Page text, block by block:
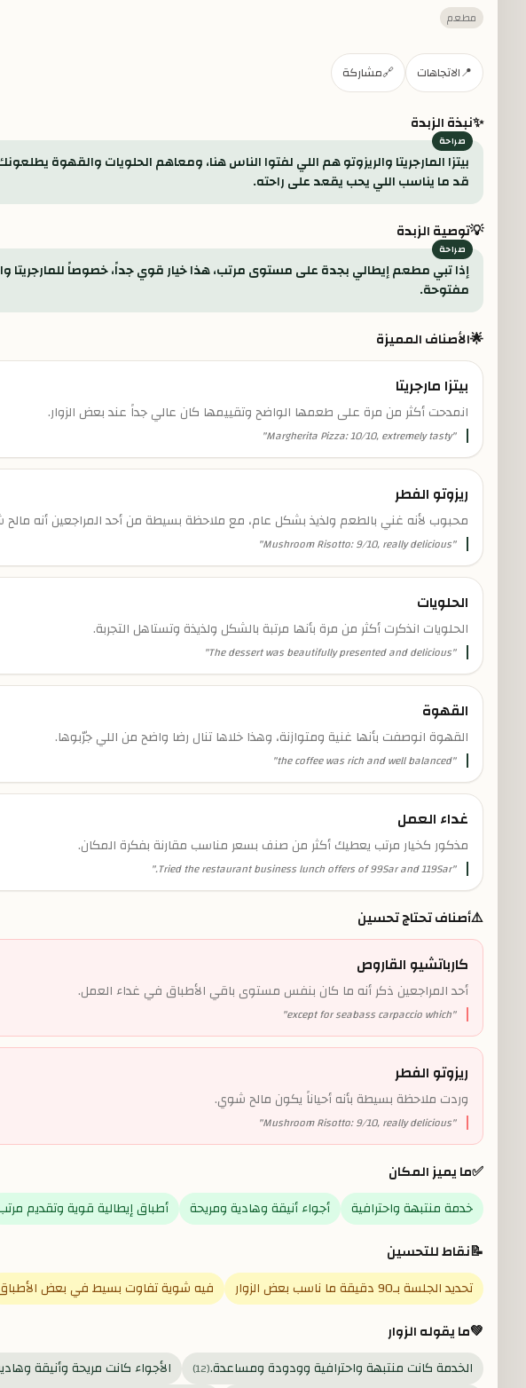
مطعم
📍الاتجاهات 🔗مشاركة
✨نبذة الزبدة
قد ما يناسب اللي يحب يقعد على راحته.
💡توصية الزبدة
إذا تبي مطعم إيطالي بجدة على مستوى مرتب، هذا خيار قوي جداً، خصوصاً
مفتوحة.
🌟الأصناف المميزة
بيتزا مارجريتا
انمدحت أكثر من مرة على طعمها الواضح وتقييمها كان عالي جداً عند بعض الزوار.
"
Margherita Pizza: 10/10, extremely tasty
"
ريزوتو الفطر
محبوب لأنه غني بالطعم ولذيذ بشكل عام، مع ملاحظة بسيطة من أحد المراجعين أنه
"
Mushroom Risotto: 9/10, really delicious
"
الحلويات
الحلويات انذكرت أكثر من مرة بأنها مرتبة بالشكل ولذيذة وتستاهل التجربة.
"
The dessert was beautifully presented and delicious
"
القهوة
القهوة انوصفت بأنها غنية ومتوازنة، وهذا خلاها تنال رضا واضح من اللي جرّبوها.
"
the coffee was rich and well balanced
"
غداء العمل
مذكور كخيار مرتب يعطيك أكثر من صنف بسعر مناسب مقارنة بفكرة المكان.
"
Tried the restaurant business lunch offers of 99Sar and 119Sar.
"
⚠️أصناف تحتاج تحسين
كارباتشيو القاروص
أحد المراجعين ذكر أنه ما كان بنفس مستوى باقي الأطباق في غداء العمل.
"
except for seabass carpaccio which
"
ريزوتو الفطر
وردت ملاحظة بسيطة بأنه أحياناً يكون مالح شوي.
"
Mushroom Risotto: 9/10, really delicious
"
✅ما يميز المكان
خدمة منتبهة واحترافية أجواء أنيقة وهادية ومريحة أطباق إيطالية قوية وتقديم
📝نقاط للتحسين
تحديد الجلسة بـ90 دقيقة ما ناسب بعض الزوار فيه شوية تفاوت بسيط في بعض
💚ما يقوله الزوار
الخدمة كانت منتبهة واحترافية وودودة ومساعدة.(
12
) الأجواء كانت مريحة وأنيقة